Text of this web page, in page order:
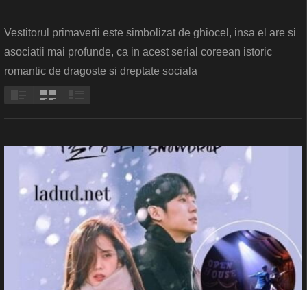
Vestitorul primaverii este simbolizat de ghiocel, insa el are si
asociatii mai profunde, ca in acest serial coreean istoric
romantic de dragoste si dreptate sociala